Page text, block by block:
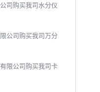
司购买我司水分仪
公司购买我司万分
限公司购买我司卡